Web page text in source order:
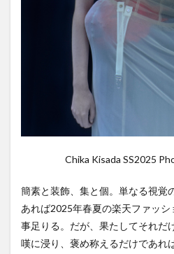
「FETICO」
きをかける
だけではな
脳内を駆け巡る
欠片と嗜好を紡ぐ
「SHINYAKOZUKA」
「sulvam」
つなぐメデ
ィウムに
Chika Kisada SS2025
簡素と装飾、集と個。単なる視覚
あれば2025年春夏の楽天ファッ
事足りる。だが、果たしてそれだ
嘆に浸り、褒め称えるだけであれ